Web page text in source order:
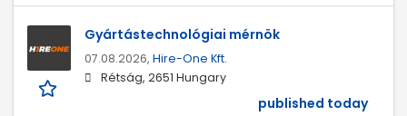
Gyártástechnológiai mérnök
07.08.2026, Hire-One Kft.
Rétság, 2651 Hungary
published today